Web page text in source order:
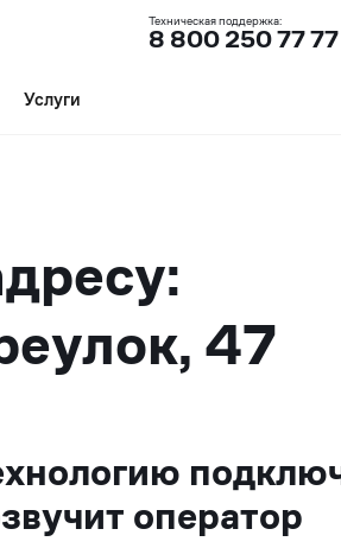
Техническая поддержка:
8 800 250 77 77
Услуги
47
оператор